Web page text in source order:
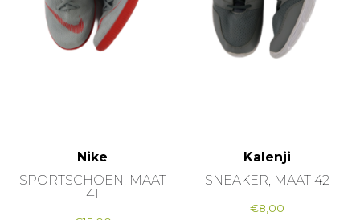
Nike
SPORTSCHOEN, MAAT
41
Kalenji
SNEAKER, MAAT 42
€8,00